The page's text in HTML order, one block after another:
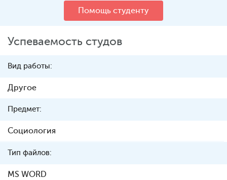
Помощь студенту
Успеваемость студов
Вид работы:
Другое
Предмет:
Социология
Тип файлов:
MS WORD